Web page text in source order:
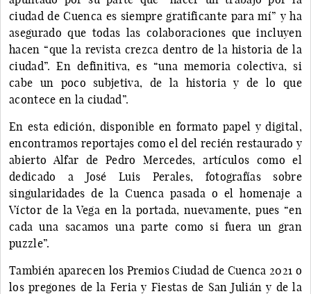
ciudad de Cuenca es siempre gratificante para mí” y ha
asegurado que todas las colaboraciones que incluyen
hacen “que la revista crezca dentro de la historia de la
ciudad”. En definitiva, es “una memoria colectiva, si
cabe un poco subjetiva, de la historia y de lo que
acontece en la ciudad”.
En esta edición, disponible en formato papel y digital,
encontramos reportajes como el del recién restaurado y
abierto Alfar de Pedro Mercedes, artículos como el
dedicado a José Luis Perales, fotografías sobre
singularidades de la Cuenca pasada o el homenaje a
Víctor de la Vega en la portada, nuevamente, pues “en
cada una sacamos una parte como si fuera un gran
puzzle”.
También aparecen los Premios Ciudad de Cuenca 2021 o
los pregones de la Feria y Fiestas de San Julián y de la